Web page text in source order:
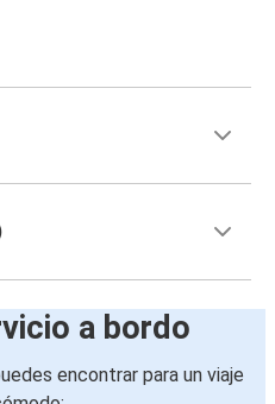
a bordo
encontrar para un viaje